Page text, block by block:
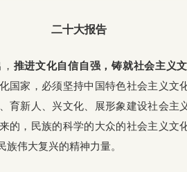
二十大报告
推进文化自信自强，铸就社会主义
国家，必须坚持中国特色社会主义文
育新人、兴文化、展形象建设社会主
的，民族的科学的大众的社会主义文
伟大复兴的精神力量。